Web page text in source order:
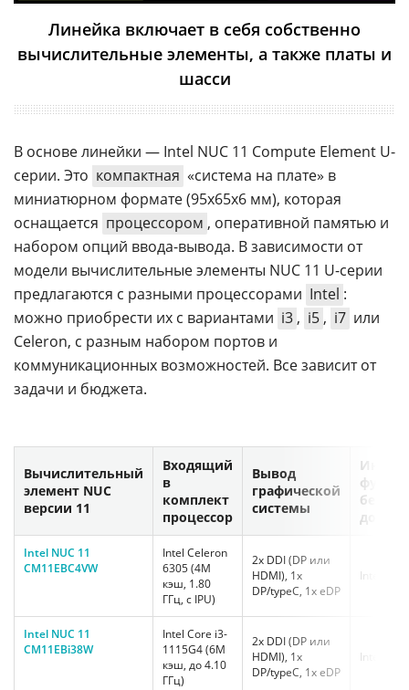
Линейка включает в себя собственно
вычислительные элементы, а также платы и
шасси
В основе линейки — Intel NUC 11 Compute Element U-
серии. Это компактная «система на плате» в
миниатюрном формате (95х65х6 мм), которая
оснащается процессором , оперативной памятью и
набором опций ввода-вывода. В зависимости от
модели вычислительные элементы NUC 11 U-серии
предлагаются с разными процессорами Intel :
можно приобрести их с вариантами i3 , i5 , i7 или
Celeron, с разным набором портов и
коммуникационных возможностей. Все зависит от
задачи и бюджета.
Вычислительный
элемент NUC
версии 11
Входящий
в
комплект
процессор
Вывод
графической
системы
Intel NUC 11
CM11EBC4VW
Intel Celeron
6305 (4M
кэш, 1.80
ГГц, с IPU)
2x DDI (DP или
HDMI), 1x
DP/typeC, 1x eDP
Intel Wi-
Intel NUC 11
CM11EBi38W
Intel Core i3-
1115G4 (6M
кэш, до 4.10
ГГц)
2x DDI (DP или
HDMI), 1x
DP/typeC, 1x eDP
Intel Wi-